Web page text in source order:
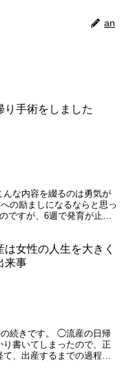
an
り手術をしました
な内容を綴るのは勇気が
の励ましになるならと思っ
ですが、6週で発育が止ま
は女性の人生を大きく
来事
続きです。 ◯流産の日帰
書いてしまったので、正
、出産するまでの過程で